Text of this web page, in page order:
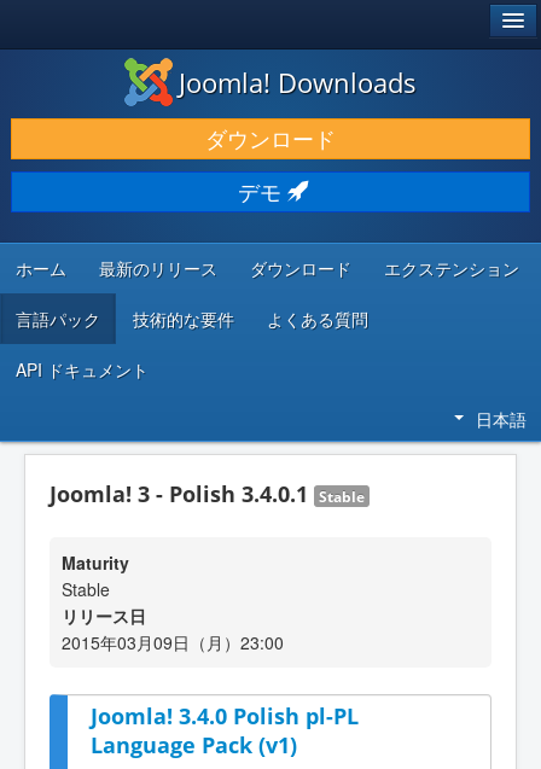
ダウンロードと機能拡張
発見と学び
コミュニティとサポート
開発者向けリソース
Joomla! Downloads
ダウンロード
デモ
ホーム 最新のリリース ダウンロード エクステンション
言語パック 技術的な要件 よくある質問
API ドキュメント
日本語
Joomla! 3 - Polish 3.4.0.1 Stable
Maturity
Stable
リリース日
2015年03月09日（月）23:00
Joomla! 3.4.0 Polish pl-PL
Language Pack (v1)